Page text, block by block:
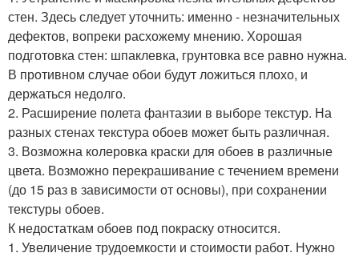
стен. Здесь следует уточнить: именно - незначительных
дефектов, вопреки расхожему мнению. Хорошая
подготовка стен: шпаклевка, грунтовка все равно нужна.
В противном случае обои будут ложиться плохо, и
держаться недолго.
2. Расширение полета фантазии в выборе текстур. На
разных стенах текстура обоев может быть различная.
3. Возможна колеровка краски для обоев в различные
цвета. Возможно перекрашивание с течением времени
(до 15 раз в зависимости от основы), при сохранении
текстуры обоев.
К недостаткам обоев под покраску относится.
1. Увеличение трудоемкости и стоимости работ. Нужно